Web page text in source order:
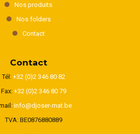
Nos produits
Nos folders
Contact
Contact
Tél: +32 (0)2 346 80 82
Fax: +32 (0)2 346 80 79
info@djoser-mat.be
TVA: BE0876880889